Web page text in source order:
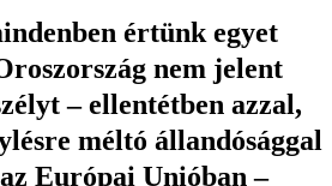
értünk egyet
nem jelent
– ellentétben azzal,
méltó állandósággal
Európai Unióban –